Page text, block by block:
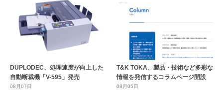
DUPLODEC、処理速度が向上した
自動断裁機「V-595」発売
08月07日
T&K TOKA、製品・技術など多彩な
情報を発信するコラムページ開設
08月05日